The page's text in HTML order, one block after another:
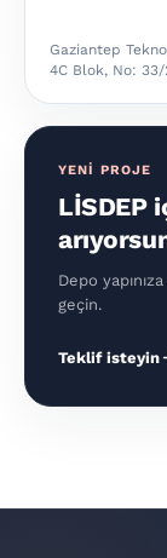
Gaziantep
4C Blok, No: 33/
YENI PROJE
LİSDEP
Depo
geçin.
Teklif isteyin